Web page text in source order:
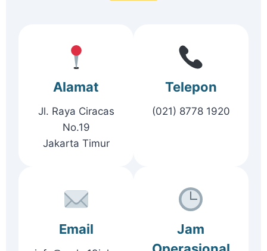
Alamat
Jl. Raya Ciracas
No.19
Jakarta Timur
Telepon
(021) 8778 1920
Email
Jam